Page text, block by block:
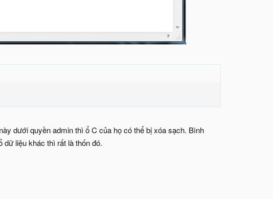
dưới quyền admin thì ổ C của họ có thể bị xóa sạch. Bình
liệu khác thì rất là thốn đó.